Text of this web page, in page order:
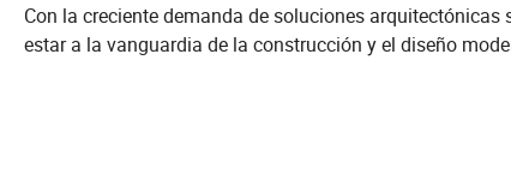
Con la creciente demanda de soluciones
estar a la vanguardia de la construcción y el diseño